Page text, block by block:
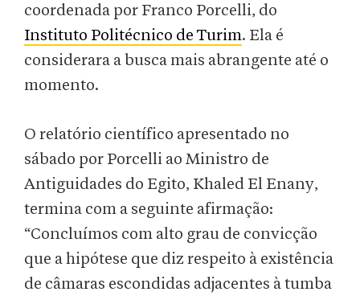
coordenada por Franco Porcelli, do
Instituto Politécnico de Turim. Ela é
considerara a busca mais abrangente até o
momento.
O relatório científico apresentado no
sábado por Porcelli ao Ministro de
Antiguidades do Egito, Khaled El Enany,
termina com a seguinte afirmação:
“Concluímos com alto grau de convicção
que a hipótese que diz respeito à existência
de câmaras escondidas adjacentes à tumba